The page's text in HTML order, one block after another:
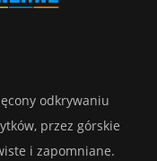
odkrywaniu
przez górskie
i zapomniane.